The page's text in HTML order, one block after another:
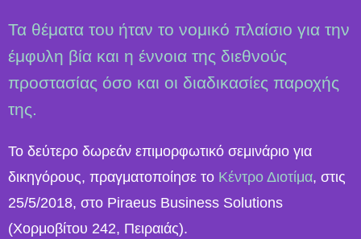
Τα θέματα του ήταν το νομικό πλαίσιο για την
έμφυλη βία και η έννοια της διεθνούς
προστασίας όσο και οι διαδικασίες παροχής
της.
Το δεύτερο δωρεάν επιμορφωτικό σεμινάριο για
δικηγόρους, πραγματοποίησε το Κέντρο Διοτίμα, στις
25/5/2018, στο Piraeus Business Solutions
(Χορμοβίτου 242, Πειραιάς).